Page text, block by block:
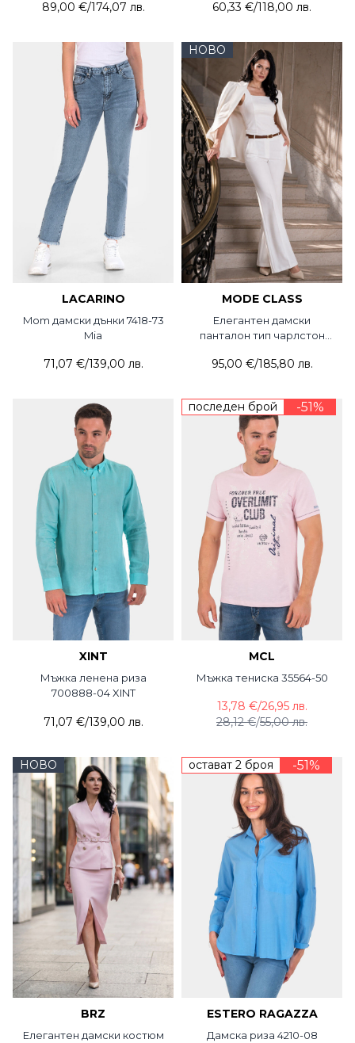
89,00 €/174,07 лв. 60,33 €/118,00 лв.
LACARINO
Mom дамски дънки 7418-73
Mia
71,07 €/139,00 лв.
НОВО
MODE CLASS
Елегантен дамски
панталон тип чарлстон
95,00 €/185,80 лв.
XINT
Мъжка ленена риза
700888-04 XINT
71,07 €/139,00 лв.
последен брой -51%
MCL
Мъжка тениска 35564-50
28,12 €/55,00 лв.
13,78 €/26,95 лв.
НОВО
BRZ
Елегантен дамски костюм
остават 2 броя -51%
ESTERO RAGAZZA
Дамска риза 4210-08